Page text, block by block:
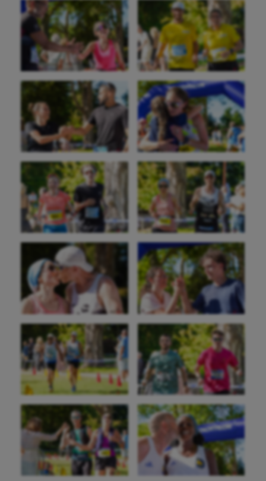
Danse
Equitation
Escalade
Escrime
Fitness
Flag football
Football américain
Futsal
Golf
Gymnastique
Gymnastique rythmique
Haltérophilie
Handisport
Hippisme
Jeux Olympiques et Paralympiques
Kayak-polo
Korfbal
Longue paume
Moto
Natation